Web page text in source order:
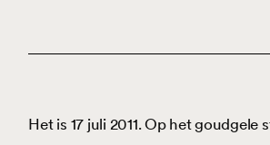
Het is 17 juli 2011. Op het goudgele